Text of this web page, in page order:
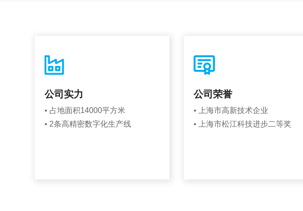
公司实力
• 占地面积14000平方米
• 2条高精密数字化生产线
公司荣誉
• 上海市高新技术企业
• 上海市松江科技进步二等奖